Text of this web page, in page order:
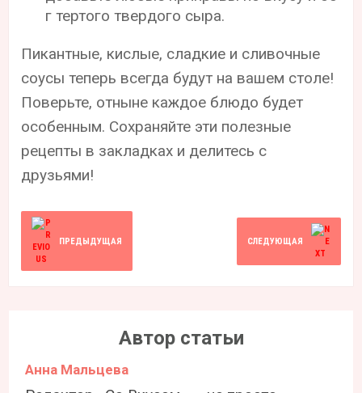
г тертого твердого сыра.
Пикантные, кислые, сладкие и сливочные
соусы теперь всегда будут на вашем столе!
Поверьте, отныне каждое блюдо будет
особенным. Сохраняйте эти полезные
рецепты в закладках и делитесь с
друзьями!
ПРЕДЫДУЩАЯ СЛЕДУЮЩАЯ
Автор статьи
Анна Мальцева